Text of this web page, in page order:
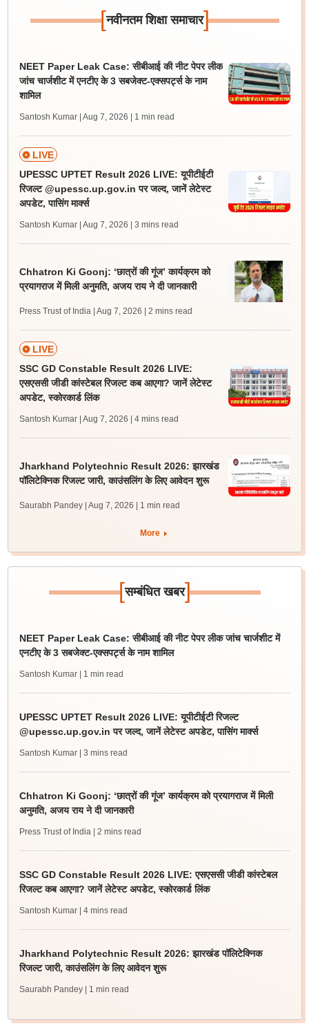
[नवीनतम शिक्षा समाचार]
NEET Paper Leak Case: सीबीआई की नीट पेपर लीक
जांच चार्जशीट में एनटीए के 3 सबजेक्ट-एक्सपर्ट्स के नाम
शामिल
Santosh Kumar | Aug 7, 2026 | 1 min read
LIVE
UPESSC UPTET Result 2026 LIVE: यूपीटीईटी
रिजल्ट @upessc.up.gov.in पर जल्द, जानें लेटेस्ट
अपडेट, पासिंग मार्क्स
Santosh Kumar | Aug 7, 2026 | 3 mins read
Chhatron Ki Goonj: ‘छात्रों की गूंज’ कार्यक्रम को
प्रयागराज में मिली अनुमति, अजय राय ने दी जानकारी
Press Trust of India | Aug 7, 2026 | 2 mins read
LIVE
SSC GD Constable Result 2026 LIVE:
एसएससी जीडी कांस्टेबल रिजल्ट कब आएगा? जानें लेटेस्ट
अपडेट, स्कोरकार्ड लिंक
Santosh Kumar | Aug 7, 2026 | 4 mins read
Jharkhand Polytechnic Result 2026: झारखंड
पॉलिटेक्निक रिजल्ट जारी, काउंसलिंग के लिए आवेदन शुरू
Saurabh Pandey | Aug 7, 2026 | 1 min read
More
[सम्बंधित खबर]
NEET Paper Leak Case: सीबीआई की नीट पेपर लीक जांच चार्जशीट में
एनटीए के 3 सबजेक्ट-एक्सपर्ट्स के नाम शामिल
Santosh Kumar | 1 min read
UPESSC UPTET Result 2026 LIVE: यूपीटीईटी रिजल्ट
@upessc.up.gov.in पर जल्द, जानें लेटेस्ट अपडेट, पासिंग मार्क्स
Santosh Kumar | 3 mins read
Chhatron Ki Goonj: ‘छात्रों की गूंज’ कार्यक्रम को प्रयागराज में मिली
अनुमति, अजय राय ने दी जानकारी
Press Trust of India | 2 mins read
SSC GD Constable Result 2026 LIVE: एसएससी जीडी कांस्टेबल
रिजल्ट कब आएगा? जानें लेटेस्ट अपडेट, स्कोरकार्ड लिंक
Santosh Kumar | 4 mins read
Jharkhand Polytechnic Result 2026: झारखंड पॉलिटेक्निक
रिजल्ट जारी, काउंसलिंग के लिए आवेदन शुरू
Saurabh Pandey | 1 min read